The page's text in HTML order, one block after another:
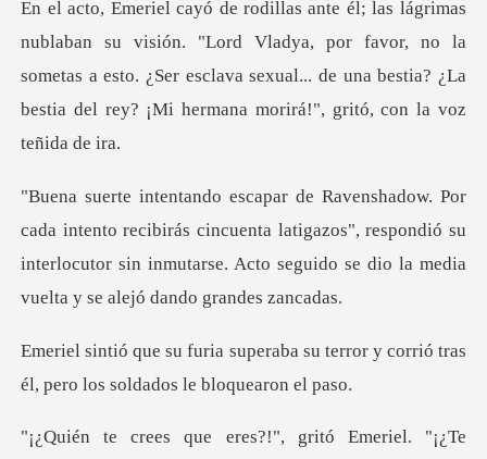
"Lord Vladya, por favor, no la
sometas a esto. ¿Ser esclava sexual... de una be
birás cincuenta latigazos", respondió su
interlocutor sin inmutarse. A
a su terror y corrió tras
él, pero